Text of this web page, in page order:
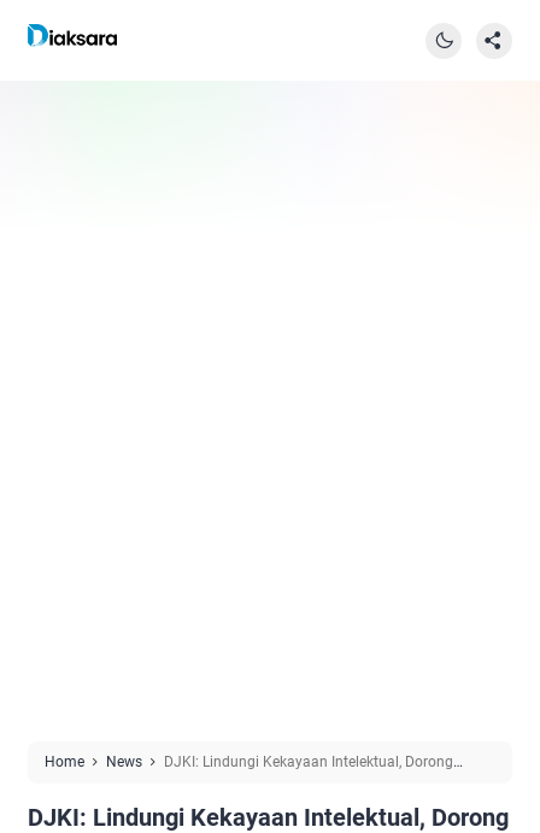
Home News
DJKI: Lindungi Kekayaan Intelektual, Dorong
DJKI: Lindungi Kekayaan Intelektual, Dorong